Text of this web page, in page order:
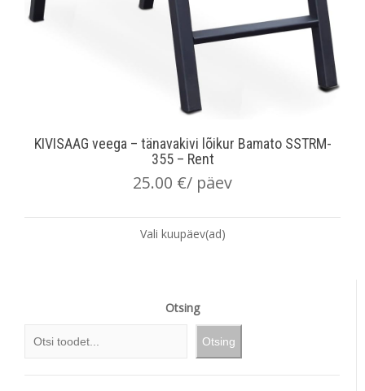
KIVISAAG veega – tänavakivi lõikur Bamato SSTRM-
355 – Rent
25.00 €/ päev
Vali kuupäev(ad)
Otsing
Otsing